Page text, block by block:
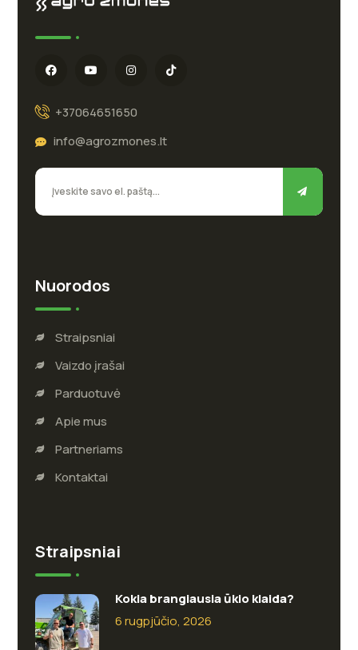
+37064651650
info@agrozmones.lt
Nuorodos
Straipsniai
Vaizdo įrašai
Parduotuvė
Apie mus
Partneriams
Kontaktai
Straipsniai
Kokia brangiausia ūkio klaida?
6 rugpjūčio, 2026